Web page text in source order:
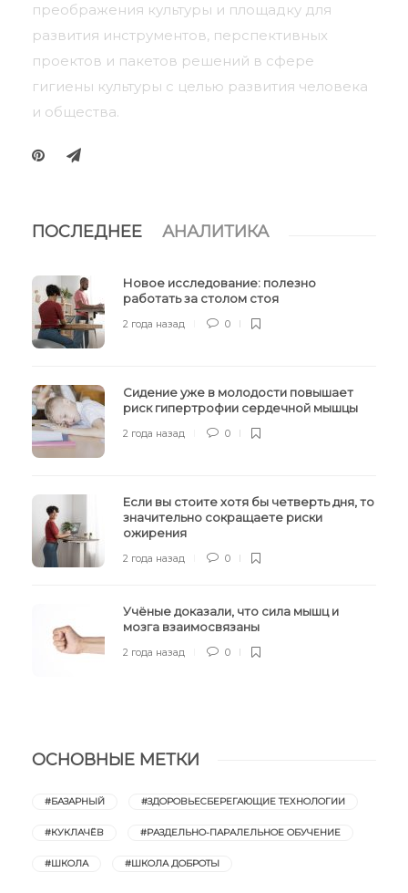
преображения культуры и площадку для
развития инструментов, перспективных
проектов и пакетов решений в сфере
гигиены культуры с целью развития человека
и общества.
ПОСЛЕДНЕЕ АНАЛИТИКА
Новое исследование: полезно
работать за столом стоя
2 года назад 0
Сидение уже в молодости повышает
риск гипертрофии сердечной мышцы
2 года назад 0
Если вы стоите хотя бы четверть дня, то
значительно сокращаете риски
ожирения
2 года назад 0
Учёные доказали, что сила мышц и
мозга взаимосвязаны
2 года назад 0
ОСНОВНЫЕ МЕТКИ
#БАЗАРНЫЙ #ЗДОРОВЬЕСБЕРЕГАЮЩИЕ ТЕХНОЛОГИИ
#КУКЛАЧЁВ #РАЗДЕЛЬНО-ПАРАЛЕЛЬНОЕ ОБУЧЕНИЕ
#ШКОЛА #ШКОЛА ДОБРОТЫ